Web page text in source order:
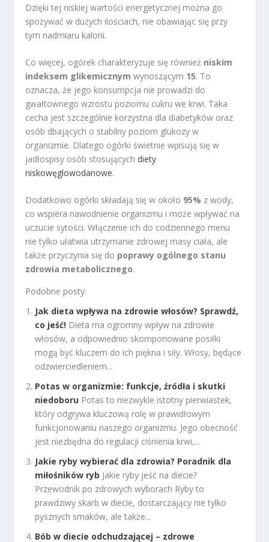
Dzięki tej niskiej wartości energetycznej można go
spożywać w dużych ilościach, nie obawiając się przy
tym nadmiaru kalorii.
Co więcej, ogórek charakteryzuje się również niskim
indeksem glikemicznym wynoszącym 15. To
oznacza, że jego konsumpcja nie prowadzi do
gwałtownego wzrostu poziomu cukru we krwi. Taka
cecha jest szczególnie korzystna dla diabetyków oraz
osób dbających o stabilny poziom glukozy w
organizmie. Dlatego ogórki świetnie wpisują się w
jadłospisy osób stosujących diety
niskowęglowodanowe.
Dodatkowo ogórki składają się w około 95% z wody,
co wspiera nawodnienie organizmu i może wpływać na
uczucie sytości. Włączenie ich do codziennego menu
nie tylko ułatwia utrzymanie zdrowej masy ciała, ale
także przyczynia się do poprawy ogólnego stanu
zdrowia metabolicznego.
Podobne posty:
Jak dieta wpływa na zdrowie włosów? Sprawdź,
co jeść! Dieta ma ogromny wpływ na zdrowie
włosów, a odpowiednio skomponowane posiłki
mogą być kluczem do ich piękna i siły. Włosy, będące
odzwierciedleniem...
Potas w organizmie: funkcje, źródła i skutki
niedoboru Potas to niezwykle istotny pierwiastek,
który odgrywa kluczową rolę w prawidłowym
funkcjonowaniu naszego organizmu. Jego obecność
jest niezbędna do regulacji ciśnienia krwi,...
Jakie ryby wybierać dla zdrowia? Poradnik dla
miłośników ryb Jakie ryby jeść na diecie?
Przewodnik po zdrowych wyborach Ryby to
prawdziwy skarb w diecie, dostarczający nie tylko
pysznych smaków, ale także...
Bób w diecie odchudzającej – zdrowe